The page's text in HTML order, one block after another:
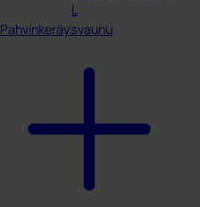
L
Pahvinkeräysvaunu